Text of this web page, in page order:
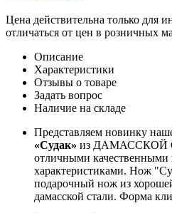
Цена действительна только для
отличаться от цен в розничных
Описание
Характеристики
Отзывы о товаре
Задать вопрос
Наличие на складе
Представляем новинку
«Судак» из ДАМАССКОЙ
отличными качественными
характеристиками. Нож
подарочный нож из
дамасской стали. Форма